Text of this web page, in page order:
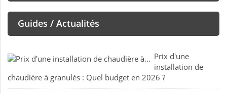
Guides / Actualités
Prix d'une
installation de
chaudière à granulés : Quel budget en 2026 ?